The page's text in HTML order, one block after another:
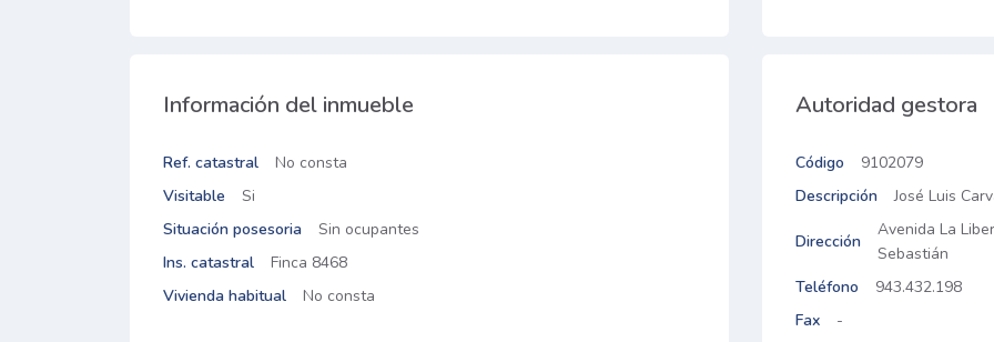
Información del inmueble
Ref. catastral
No consta
Visitable
Si
Situación posesoria
Sin ocupantes
Ins. catastral
Finca 8468
Vivienda habitual
No consta
Autoridad gestora
Código
9102079
Descripción
José Luis
Dirección
Avenida La
Sebastián
Teléfono
943.432.198
Fax
-